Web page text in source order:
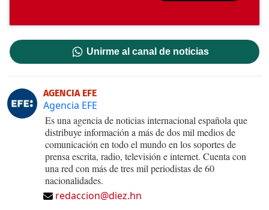
Unirme al canal de noticias
AGENCIA EFE
Agencia EFE
Es una agencia de noticias internacional española que
distribuye información a más de dos mil medios de
comunicación en todo el mundo en los soportes de
prensa escrita, radio, televisión e internet. Cuenta con
una red con más de tres mil periodistas de 60
nacionalidades.
redaccion@diez.hn